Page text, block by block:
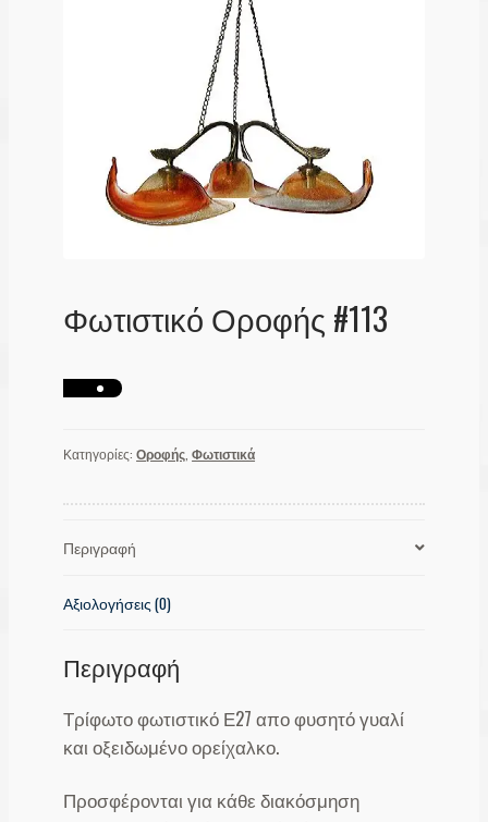
Φωτιστικό Οροφής #113
Κατηγορίες:Οροφής ,Φωτιστικά
Περιγραφή
Αξιολογήσεις (0)
Περιγραφή
Τρίφωτο φωτιστικό Ε27 απο φυσητό γυαλί
και οξειδωμένο ορείχαλκο.
Προσφέρονται για κάθε διακόσμηση